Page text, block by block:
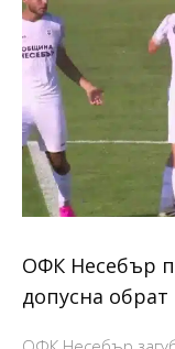
ОФК Несебър
допусна обрат